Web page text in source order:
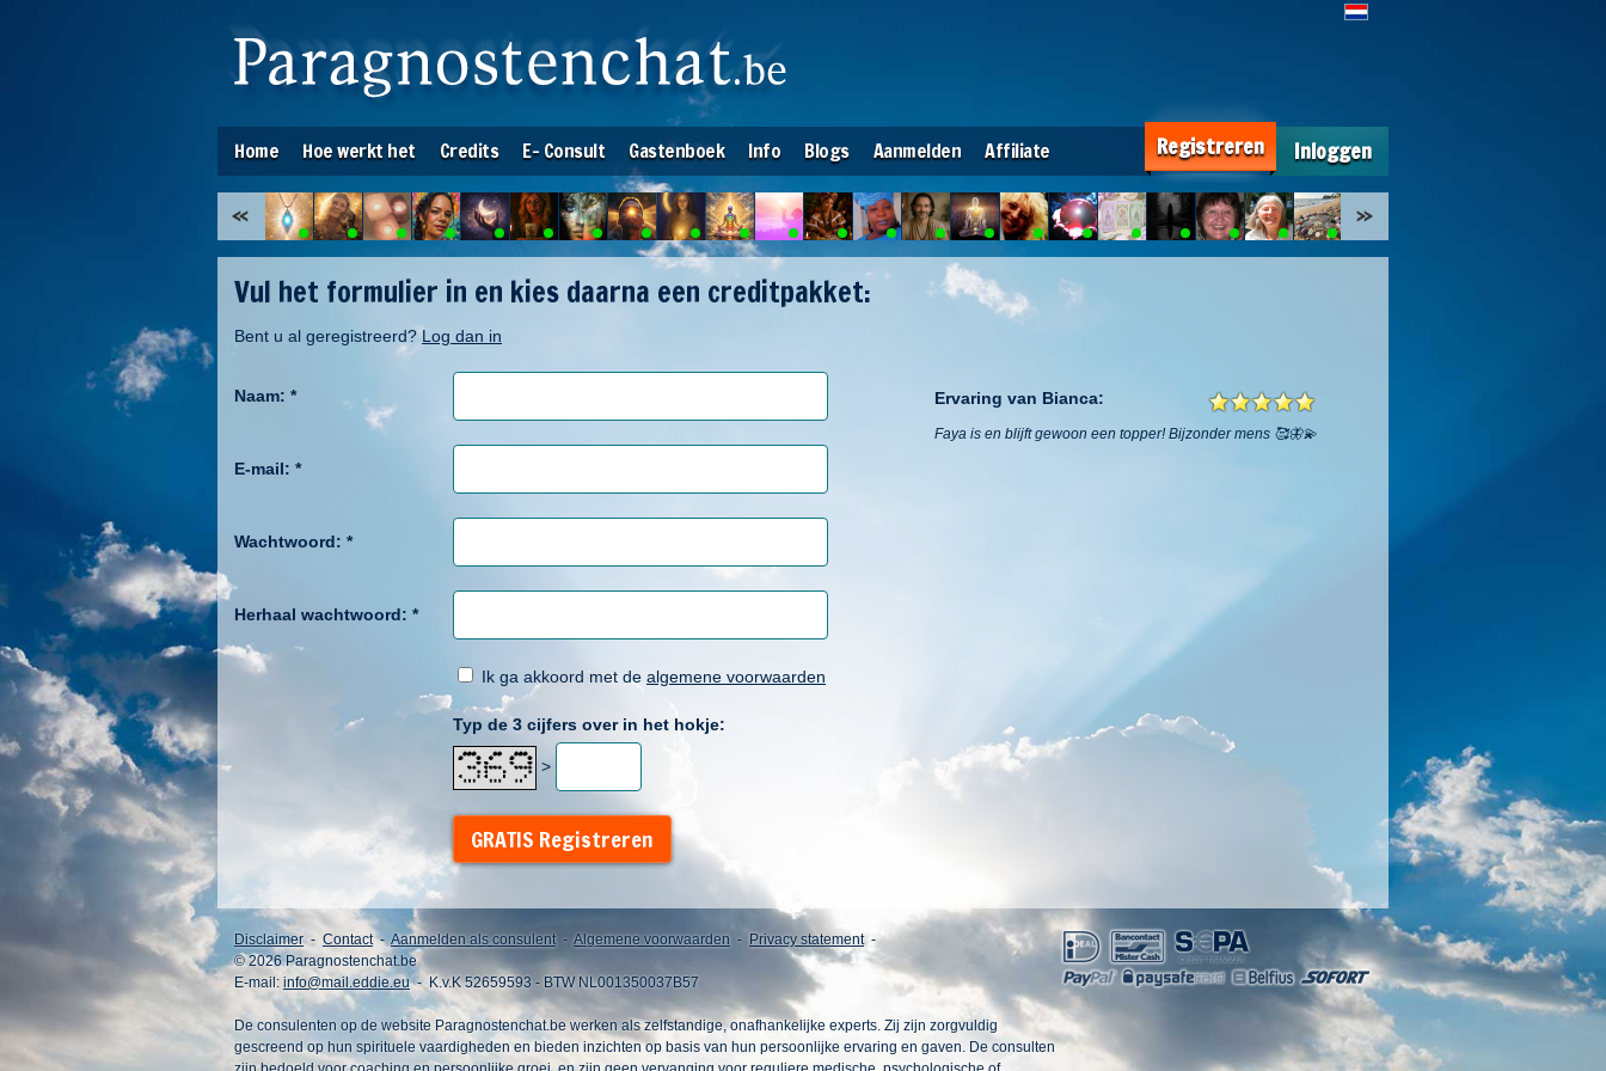
Home Hoe werkt het Credits E- Consult Gastenboek Info Blogs Aanmelden Affiliate Registreren Inloggen
Vul het formulier in en kies daarna een creditpakket:
Bent u al geregistreerd? Log dan in
Naam: *
E-mail: *
Wachtwoord: *
Herhaal wachtwoord: *
Ik ga akkoord met de algemene voorwaarden
Typ de 3 cijfers over in het hokje:
>
GRATIS Registreren
Ervaring van Bianca:
Faya is en blijft gewoon een topper! Bijzonder mens 🥰🦋💫
Disclaimer - Contact-Aanmelden als consulent -Algemene voorwaarden - Privacy statement-
© 2026 Paragnostenchat.be
E-mail: info@mail.eddie.eu- K.v.K 52659593 - BTW NL001350037B57
De consulenten op de website Paragnostenchat.be werken als zelfstandige, onafhankelijke experts. Zij zijn zorgvuldig
gescreend op hun spirituele vaardigheden en bieden inzichten op basis van hun persoonlijke ervaring en gaven. De consulten